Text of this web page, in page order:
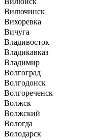
Вилючинск
Вихоревка
Вичуга
Владивосток
Владикавказ
Владимир
Волгоград
Волгодонск
Волгореченск
Волжск
Волжский
Вологда
Володарск